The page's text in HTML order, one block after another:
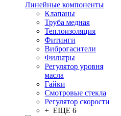
Линейные компоненты
Клапаны
Труба медная
Теплоизоляция
Фитинги
Виброгасители
Фильтры
Регулятор уровня
масла
Гайки
Смотровые стекла
Регулятор скорости
+ ЕЩЕ 6